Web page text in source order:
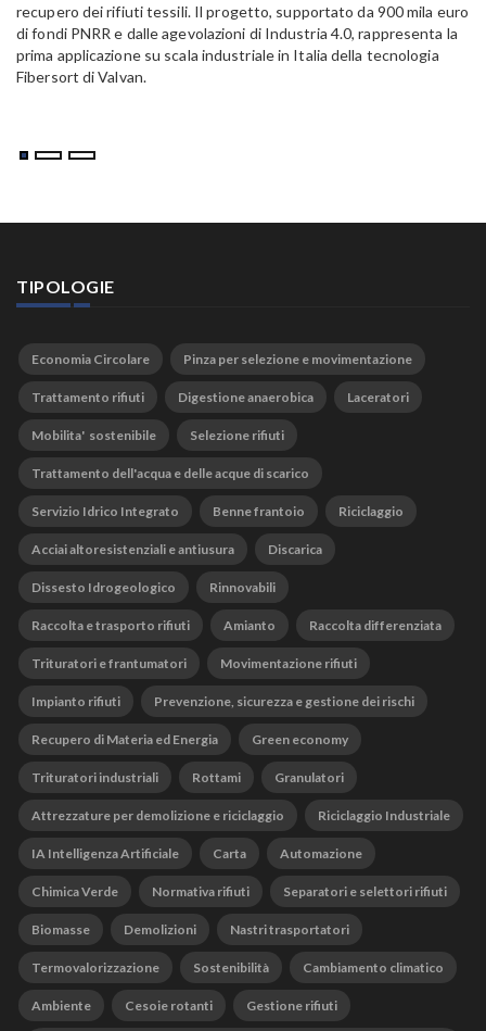
recupero dei rifiuti tessili. Il progetto, supportato da 900 mila euro
di fondi PNRR e dalle agevolazioni di Industria 4.0, rappresenta la
prima applicazione su scala industriale in Italia della tecnologia
Fibersort di Valvan.
TIPOLOGIE
Economia Circolare Pinza per selezione e movimentazione
Trattamento rifiuti Digestione anaerobica Laceratori
Mobilita' sostenibile Selezione rifiuti
Trattamento dell'acqua e delle acque di scarico
Servizio Idrico Integrato Benne frantoio Riciclaggio
Acciai altoresistenziali e antiusura Discarica
Dissesto Idrogeologico Rinnovabili
Raccolta e trasporto rifiuti Amianto Raccolta differenziata
Trituratori e frantumatori Movimentazione rifiuti
Impianto rifiuti Prevenzione, sicurezza e gestione dei rischi
Recupero di Materia ed Energia Green economy
Trituratori industriali Rottami Granulatori
Attrezzature per demolizione e riciclaggio Riciclaggio Industriale
IA Intelligenza Artificiale Carta Automazione
Chimica Verde Normativa rifiuti Separatori e selettori rifiuti
Biomasse Demolizioni Nastri trasportatori
Termovalorizzazione Sostenibilità Cambiamento climatico
Ambiente Cesoie rotanti Gestione rifiuti